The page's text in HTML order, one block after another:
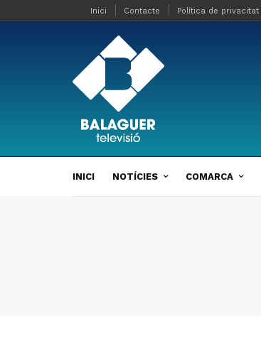
Inici Contacte Política de privacitat
INICI NOTÍCIES COMARCA